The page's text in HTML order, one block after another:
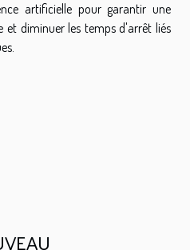
artificielle pour garantir une
et diminuer les temps d'arrêt liés